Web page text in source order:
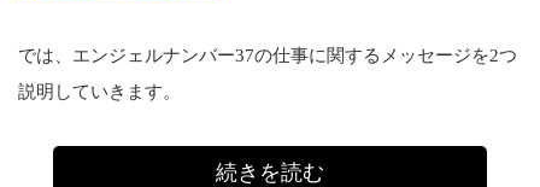
では、エンジェルナンバー37の仕事に関するメッセージを2つ
説明していきます。
続きを読む